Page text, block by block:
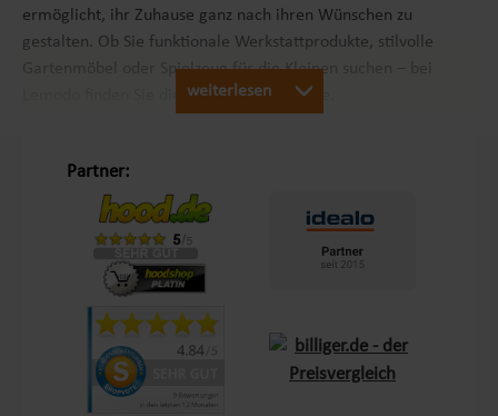
ermöglicht, ihr Zuhause ganz nach ihren Wünschen zu
gestalten. Ob Sie funktionale Werkstattprodukte, stilvolle
Gartenmöbel oder Spielzeug für die Kleinen suchen – bei
Lemodo finden Sie die passenden Produkte.
Mit dem Leitsatz „Schöner Leben in Haus und Garten“ ist es
unser Ziel, das Einkaufserlebnis unserer Kunden in Europa so
angenehm wie möglich zu gestalten. Durch unsere
EigenmarkenLemodo
genau auf die Bedürfnisse unserer Kunden abgestimmt sind.
Diese Marken stehen für Qualität und Funktionalität und
lassen keine Wünsche offen – sei es im Bereich Terrasse,
Outdoor oder Living.
weiterlesen
Partner: